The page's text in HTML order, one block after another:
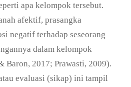
apa kelompok tersebut.
afektif, prasangka
negatif terhadap seseorang
dalam kelompok
Baron, 2017; Prawasti, 2009).
evaluasi (sikap) ini tampil